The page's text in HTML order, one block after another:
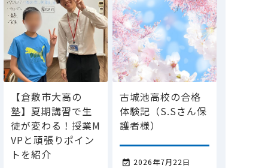
【倉敷市大高の
塾】夏期講習で生
徒が変わる！授業M
VPと頑張りポイン
トを紹介
古城池高校の合格
体験記（S.Sさん保
護者様）
 2026年7月22日